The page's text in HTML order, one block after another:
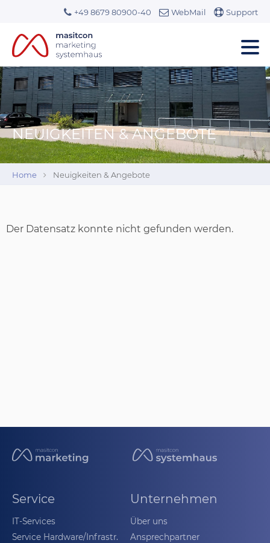
+49 8679 80900-40 WebMail Support
NEUIGKEITEN & ANGEBOTE
Home Neuigkeiten & Angebote
Der Datensatz konnte nicht gefunden werden.
Service
IT-Services
Service Hardware/Infrastr.
Unternehmen
Über uns
Ansprechpartner